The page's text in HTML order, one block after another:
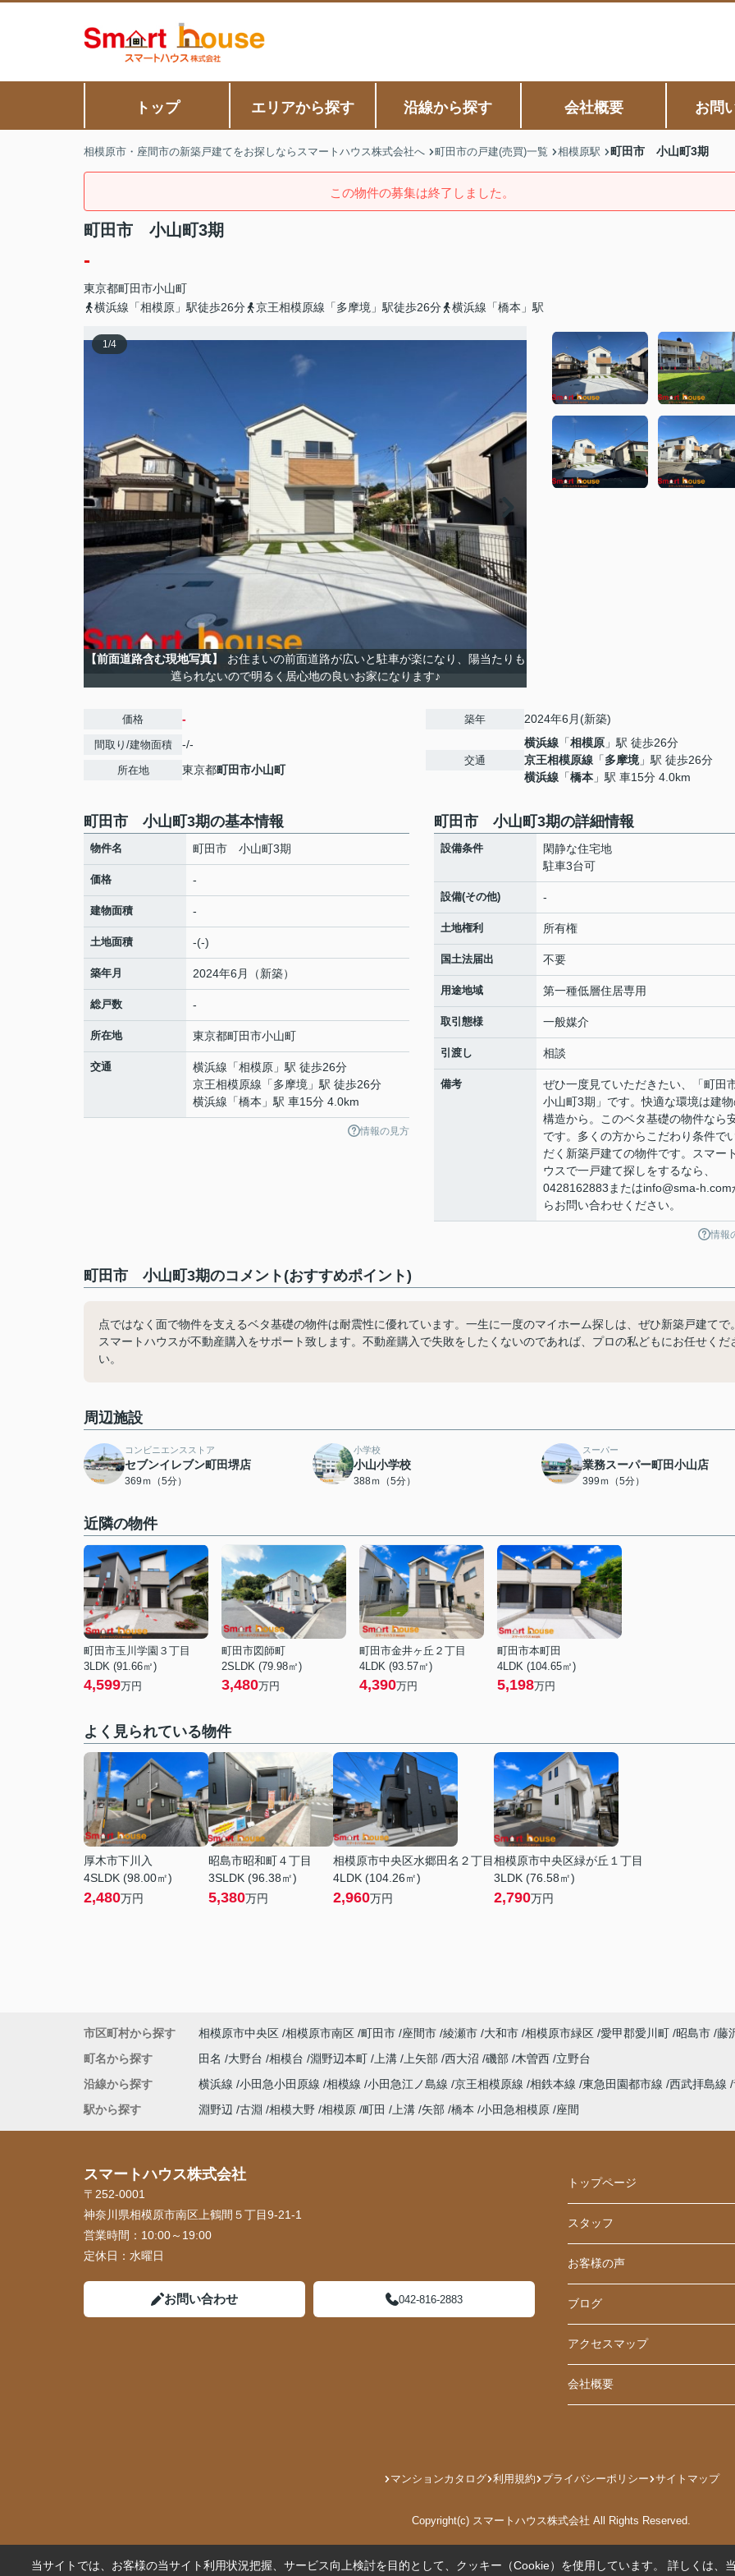
トップ エリアから探す 沿線から探す 会社概要 お問
相模原市・座間市の新築戸建てをお探しならスマートハウス株式会社へ 町田市の戸建(売買)一覧 相模原駅 町田市 小山町3期
この物件の募集は終了しました。
町田市 小山町3期
-
東京都町田市小山町
横浜線「相模原」駅徒歩26分
京王相模原線「多摩境」駅徒歩26分 横浜線「橋本」駅
1/4
【前面道路含む現地写真】
お住まいの前面道路が広いと駐車が楽になり、陽当たりも
遮られないので明るく居心地の良いお家になります♪
価格 -
間取り/建物面積 -/-
所在地 東京都町田市小山町
築年 2024年6月(新築)
交通
横浜線 「相模原 」駅 徒歩26分
京王相模原線 「多摩境」駅 徒歩26分
横浜線 「橋本 」駅 車15分 4.0km
町田市 小山町3期の基本情報
物件名 町田市 小山町3期
価格 -
建物面積 -
土地面積 -(-)
築年月 2024年6月（新築）
総戸数 -
所在地 東京都町田市小山町
交通 横浜線 「相模原 」駅 徒歩26分
京王相模原線 「多摩境 」駅 徒歩26分
横浜線 「橋本 」駅 車15分 4.0km
情報の見方
町田市 小山町3期の詳細情報
設備条件
閑静な住宅地
駐車3台可
設備(その他) -
土地権利 所有権
国土法届出 不要
用途地域 第一種低層住居専用
取引態様 一般媒介
引渡し 相談
備考
ぜひ一度見ていただきたい、「町
小山町3期」です。快適な環境は建
構造から。このベタ基礎の物件なら
です。多くの方からこだわり条件で
だく新築戸建ての物件です。スマー
ウスで一戸建て探しをするなら、
0428162883またはinfo@sma-h.com
らお問い合わせください。
情報
町田市 小山町3期のコメント(おすすめポイント)
点ではなく面で物件を支えるベタ基礎の物件は耐震性に優れています。一生に一度のマイホーム探しは、ぜひ新築戸建てで
スマートハウスが不動産購入をサポート致します。不動産購入で失敗をしたくないのであれば、プロの私どもにお任せくだ
い。
周辺施設
コンビニエンスストア
セブンイレブン町田堺店
369ｍ（5分）
小学校
小山小学校
388ｍ（5分）
スーパー
業務スーパー町田小山店
399ｍ（5分）
近隣の物件
町田市玉川学園３丁目
3LDK (91.66㎡)
4,599万円
町田市図師町
2SLDK (79.98㎡)
3,480万円
町田市金井ヶ丘２丁目
4LDK (93.57㎡)
4,390万円
町田市本町田
4LDK (104.65㎡)
5,198万円
よく見られている物件
厚木市下川入
4SLDK (98.00㎡)
2,480万円
昭島市昭和町４丁目
3SLDK (96.38㎡)
5,380万円
相模原市中央区水郷田名２丁目
4LDK (104.26㎡)
2,960万円
相模原市中央区緑が丘１丁目
3LDK (76.58㎡)
2,790万円
市区町村から探す 相模原市中央区 相模原市南区 町田市 座間市 綾瀬市 大和市 相模原市緑区 愛甲郡愛川町 昭島市 藤
町名から探す
田名 大野台 相模台 淵野辺本町 上溝 上矢部 西大沼 磯部 木曽西 立野台
沿線から探す
横浜線 小田急小田原線 相模線 小田急江ノ島線 京王相模原線 相鉄本線 東急田園都市線 西武拝島線
駅から探す
淵野辺 古淵 相模大野 相模原 町田 上溝 矢部 橋本 小田急相模原 座間
スマートハウス株式会社
〒252-0001
神奈川県相模原市南区上鶴間５丁目9-21-1
営業時間： 10:00～19:00
定休日： 水曜日
お問い合わせ 042-816-2883
トップページ
スタッフ
お客様の声
ブログ
アクセスマップ
会社概要
マンションカタログ 利用規約 プライバシーポリシー サイトマップ
Copyright(c) スマートハウス株式会社 All Rights Reserved.
当サイトでは、お客様の当サイト利用状況把握、サービス向上検討を目的として、クッキー（Cookie）を使用しています。 詳しくは、